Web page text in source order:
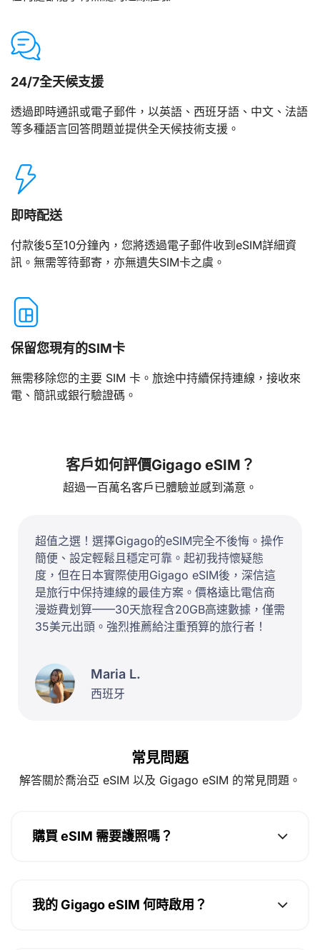
24/7全天候支援
透過即時通訊或電子郵件，以英語、西班牙語、中文、法語
等多種語言回答問題並提供全天候技術支援。
即時配送
付款後5至10分鐘內，您將透過電子郵件收到eSIM詳細資
訊。無需等待郵寄，亦無遺失SIM卡之虞。
保留您現有的SIM卡
無需移除您的主要 SIM 卡。旅途中持續保持連線，接收來
電、簡訊或銀行驗證碼。
客戶如何評價Gigago eSIM？
超過一百萬名客戶已體驗並感到滿意。
超值之選！選擇Gigago的eSIM完全不後悔。操作
簡便、設定輕鬆且穩定可靠。起初我持懷疑態
度，但在日本實際使用Gigago eSIM後，深信這
是旅行中保持連線的最佳方案。價格遠比電信商
漫遊費划算——30天旅程含20GB高速數據，僅需
35美元出頭。強烈推薦給注重預算的旅行者！
Maria L.
西班牙
常見問題
解答關於喬治亞 eSIM 以及 Gigago eSIM 的常見問題。
購買 eSIM 需要護照嗎？
我的 Gigago eSIM 何時啟用？